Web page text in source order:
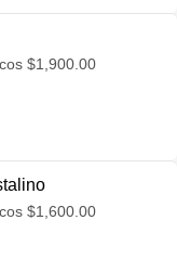
$1,900.00
$1,600.00